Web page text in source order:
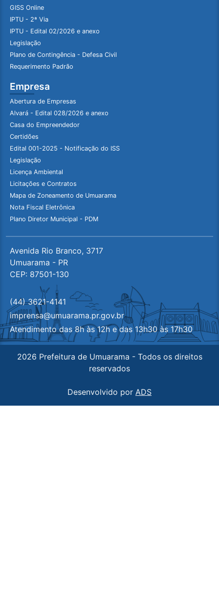
GISS Online
IPTU - 2ª Via
IPTU - Edital 02/2026 e anexo
Legislação
Plano de Contingência - Defesa Civil
Requerimento Padrão
Empresa
Abertura de Empresas
Alvará - Edital 028/2026 e anexo
Casa do Empreendedor
Certidões
Edital 001-2025 - Notificação do ISS
Legislação
Licença Ambiental
Licitações e Contratos
Mapa de Zoneamento de Umuarama
Nota Fiscal Eletrônica
Plano Diretor Municipal - PDM
Avenida Rio Branco, 3717
Umuarama - PR
CEP: 87501-130
(44) 3621-4141
imprensa@umuarama.pr.gov.br
Atendimento das 8h às 12h e das 13h30 às 17h30
2026 Prefeitura de Umuarama - Todos os direitos
reservados
Desenvolvido por ADS